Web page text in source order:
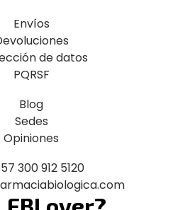
Envíos
de datos
PQRSF
Blog
Sedes
Opiniones
300 912 5120